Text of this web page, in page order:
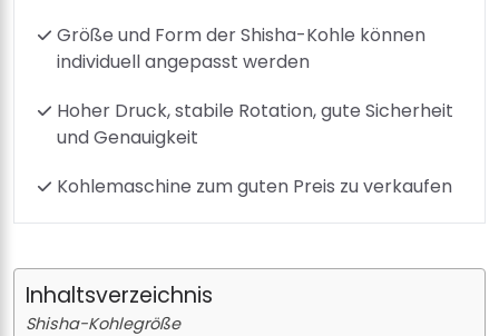
Größe und Form der Shisha-Kohle können
individuell angepasst werden
Hoher Druck, stabile Rotation, gute Sicherheit
und Genauigkeit
Kohlemaschine zum guten Preis zu verkaufen
Inhaltsverzeichnis
Shisha-Kohlegröße